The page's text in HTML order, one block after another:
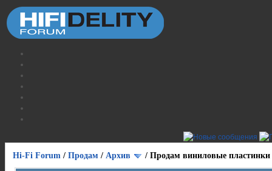
Hi-Fi Forum / Продам / Архив / Продам виниловые пластинки